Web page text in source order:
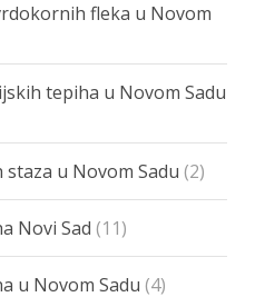
fleka u Novom
tepiha u Novom Sadu
u Novom Sadu (2)
Novi Sad (11)
u Novom Sadu (4)